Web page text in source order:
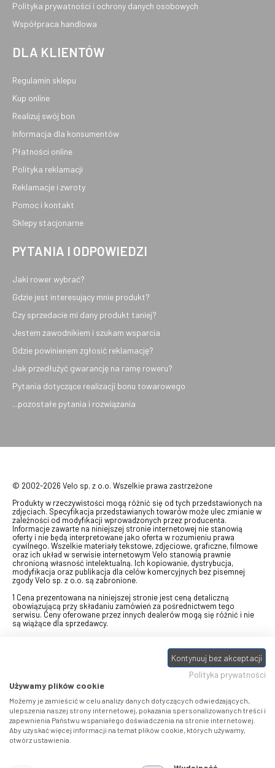
Polityka prywatności i ochrony danych osobowych
Współpraca handlowa
DLA KLIENTÓW
Regulamin sklepu
Kup online
Realizuj swój bon
Informacja dla konsumentów
Płatności online
Polityka reklamacji
Reklamacje i zwroty
Pomoc i kontakt
Sklepy stacjonarne
PYTANIA I ODPOWIEDZI
Jaki rower wybrać?
Gdzie jest interesujący mnie produkt?
Czy sprzedacie mi dany produkt taniej?
Jestem zawodnikiem i szukam wsparcia
Gdzie powinienem zgłosić reklamację?
Jak przedłużyć gwarancję na ramę roweru?
Pytania dotyczące realizacji bonu towarowego
...pozostałe pytania i rozwiązania
© 2002-2026 Velo sp. z o.o. Wszelkie prawa zastrzeżone
Produkty w rzeczywistości mogą różnić się od tych przedstawionych na
zdjęciach. Specyfikacja przedstawianych towarów może ulec zmianie w
zależności od modyfikacji wprowadzonych przez producenta.
Informacje zawarte na niniejszej stronie internetowej nie stanowią
oferty i nie będą interpretowane jako oferta w rozumieniu prawa
cywilnego. Wszelkie materiały tekstowe, zdjęciowe, graficzne, filmowe
oraz ich układ w serwisie internetowym Velo stanowią prawnie
chronioną własność intelektualną. Ich kopiowanie, dystrybucja,
modyfikacja oraz publikacja dla celów komercyjnych bez pisemnej
zgody Velo sp. z o.o. są zabronione.
1 Cena prezentowana na niniejszej stronie jest ceną detaliczną
obowiązującą przy składaniu zamówień za pośrednictwem tego
serwisu. Ceny oferowane przez innych dealerów mogą się różnić i nie
są wiążące dla sprzedawcy.
swój bon" na towary z oferty VELO, aktualnie dostępnej na stronie
, w ramach sprzedaży premiowej. Dowiedz się jak
stronie promocji. Prezentowana wartość
eBonu uwzględnia fakt wyrażenia - w procesie rejestracji w Panelu
klienta- zgody na otrzymywanie drogą mailową informacji handlowo-
marketingowe, np. newsletter rowerowy. W przypadku braku zgody
wartość eBonu zostanie obniżona o 10 zł.
Pamiętaj, że eBony za produkty SIDI dotyczą zakupów w sklepach
SIDI Center, produkty Castelli zakupów w placówkach tworzących
Castelli Center.
Kontynuuj bez akceptacji
Polityka prywatności
Używamy plików cookie
Możemy je zamieścić w celu analizy danych dotyczących odwiedzających,
ulepszenia naszej strony internetowej, pokazania spersonalizowanych treści i
zapewnienia Państwu wspaniałego doświadczenia na stronie internetowej.
Aby uzyskać więcej informacji na temat plików cookie, których używamy,
otwórz ustawienia.